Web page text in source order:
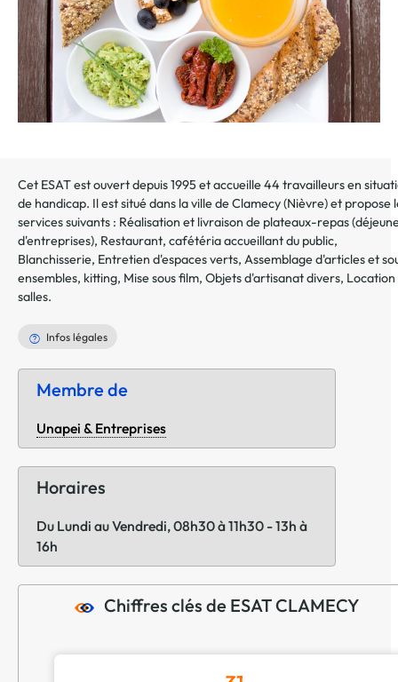
Cet ESAT est ouvert depuis 1995 et accueille 44 travailleurs en
de handicap. Il est situé dans la ville deClamecy(Nièvre) et propose
services suivants : Réalisation et livraison de plateaux-repas
d'entreprises), Restaurant, cafétéria accueillant du public,
Blanchisserie, Entretien d'espaces verts, Assemblage d'articles et
ensembles, kitting, Mise sous film, Objets d'artisanat divers, Location
salles.
Infos légales
Membre de
Unapei & Entreprises
Horaires
Du Lundi au Vendredi, 08h30 à 11h30 - 13h à
16h
Chiffres clés de ESAT CLAMECY